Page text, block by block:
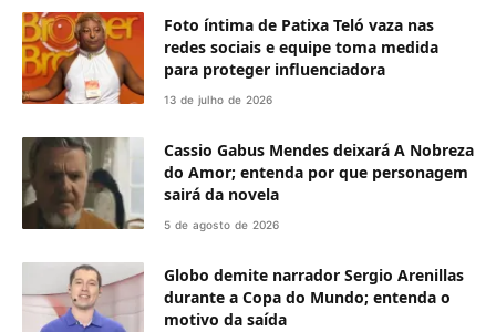
Foto íntima de Patixa Teló vaza nas
redes sociais e equipe toma medida
para proteger influenciadora
13 de julho de 2026
Cassio Gabus Mendes deixará A Nobreza
do Amor; entenda por que personagem
sairá da novela
5 de agosto de 2026
Globo demite narrador Sergio Arenillas
durante a Copa do Mundo; entenda o
motivo da saída